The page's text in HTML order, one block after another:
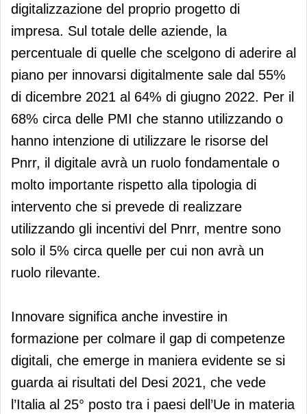
digitalizzazione del proprio progetto di
impresa. Sul totale delle aziende, la
percentuale di quelle che scelgono di aderire al
piano per innovarsi digitalmente sale dal 55%
di dicembre 2021 al 64% di giugno 2022. Per il
68% circa delle PMI che stanno utilizzando o
hanno intenzione di utilizzare le risorse del
Pnrr, il digitale avrà un ruolo fondamentale o
molto importante rispetto alla tipologia di
intervento che si prevede di realizzare
utilizzando gli incentivi del Pnrr, mentre sono
solo il 5% circa quelle per cui non avrà un
ruolo rilevante.
Innovare significa anche investire in
formazione per colmare il gap di competenze
digitali, che emerge in maniera evidente se si
guarda ai risultati del Desi 2021, che vede
l’Italia al 25° posto tra i paesi dell’Ue in materia